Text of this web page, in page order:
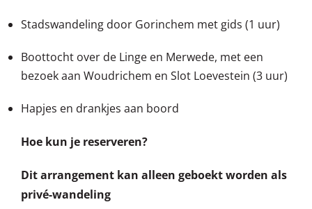
Stadswandeling door Gorinchem met gids (1 uur)
Boottocht over de Linge en Merwede, met een
bezoek aan Woudrichem en Slot Loevestein (3 uur)
Hapjes en drankjes aan boord
Hoe kun je reserveren?
Dit arrangement kan alleen geboekt worden als
privé-wandeling